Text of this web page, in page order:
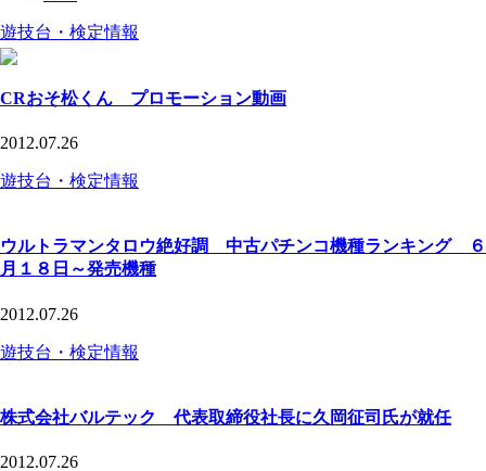
遊技台・検定情報
CRおそ松くん プロモーション動画
2012.07.26
遊技台・検定情報
ウルトラマンタロウ絶好調 中古パチンコ機種ランキング ６
月１８日～発売機種
2012.07.26
遊技台・検定情報
株式会社バルテック 代表取締役社長に久岡征司氏が就任
2012.07.26